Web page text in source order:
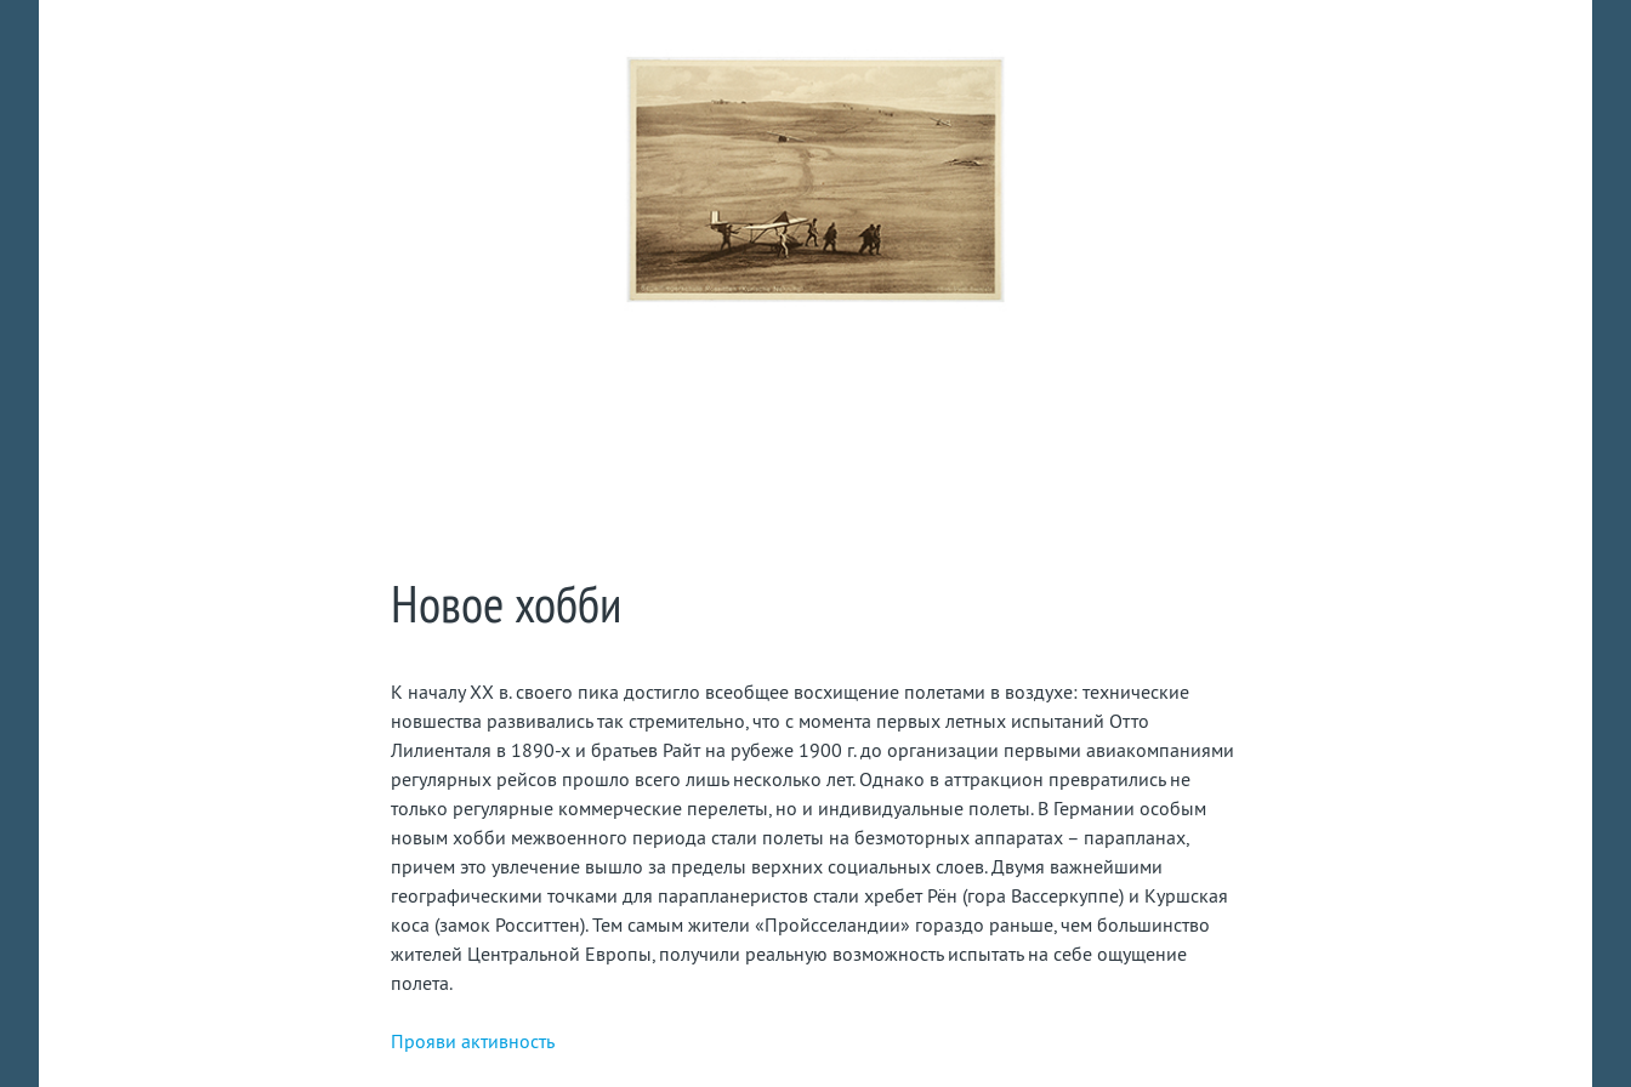
Новое хобби
К началу ХХ в. своего пика достигло всеобщее восхищение полетами в воздухе: технические
новшества развивались так стремительно, что с момента первых летных испытаний Отто
Лилиенталя в 1890-х и братьев Райт на рубеже 1900 г. до организации первыми авиакомпаниями
регулярных рейсов прошло всего лишь несколько лет. Однако в аттракцион превратились не
только регулярные коммерческие перелеты, но и индивидуальные полеты. В Германии особым
новым хобби межвоенного периода стали полеты на безмоторных аппаратах – парапланах,
причем это увлечение вышло за пределы верхних социальных слоев. Двумя важнейшими
географическими точками для парапланеристов стали хребет Рён (гора Вассеркуппе) и Куршская
коса (замок Росситтен). Тем самым жители «Пройсселандии» гораздо раньше, чем большинство
жителей Центральной Европы, получили реальную возможность испытать на себе ощущение
полета.
Прояви активность